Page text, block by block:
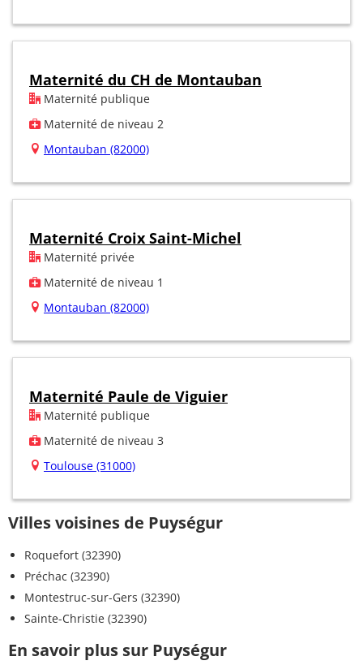
Maternité du CH de Montauban
Maternité publique
Maternité de niveau 2
Montauban (82000)
Maternité Croix Saint-Michel
Maternité privée
Maternité de niveau 1
Montauban (82000)
Maternité Paule de Viguier
Maternité publique
Maternité de niveau 3
Toulouse (31000)
Villes voisines de Puységur
Roquefort (32390)
Préchac (32390)
Montestruc-sur-Gers (32390)
Sainte-Christie (32390)
En savoir plus sur Puységur